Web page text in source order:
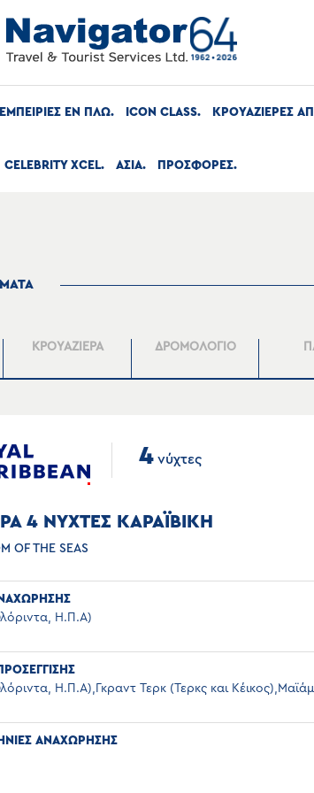
ΕΜΠΕΙΡΙΕΣ ΕΝ ΠΛΩ ICON CLASS ΚΡΟΥΑΖΙΕΡΕΣ
CELEBRITY XCEL ΑΣΙΑ ΠΡΟΣΦΟΡΕΣ
ΚΡΟΥΑΖΙΕΡΑ ΔΡΟΜΟΛΟΓΙΟ
4 νύχτες
4 ΝΥΧΤΕΣ ΚΑΡΑΪΒΙΚΗ
OF THE SEAS
Η.Π.Α)
Η.Π.Α),Γκραντ Τερκ (Τερκς και
ΑΝΑΧΩΡΗΣΗΣ